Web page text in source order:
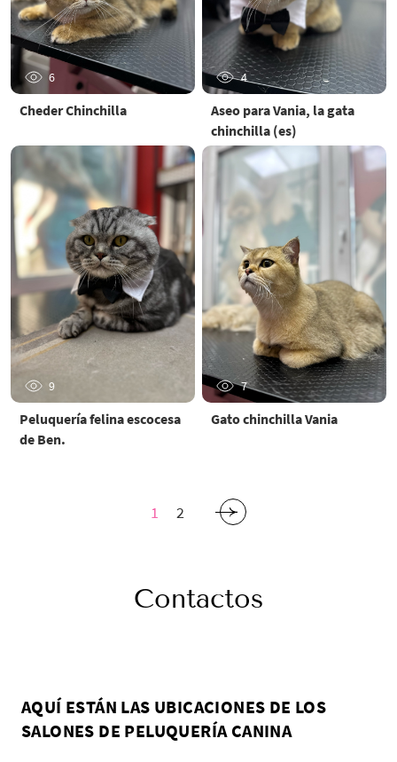
6
Cheder Chinchilla
4
Aseo para Vania, la gata
chinchilla (es)
9
Peluquería felina escocesa
de Ben.
7
Gato chinchilla Vania
1 2
Contactos
AQUÍ ESTÁN LAS UBICACIONES DE LOS
SALONES DE PELUQUERÍA CANINA